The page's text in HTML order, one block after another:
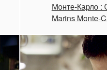
Монте-Карло :
Marins Monte-